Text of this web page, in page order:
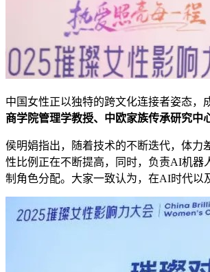
中国女性正以独特的跨文化连接者姿态，
商学院管理学教授、中欧家族传承研究中
侯明娟指出，随着技术的不断迭代，体力
性比例正在不断提高，同时，负责AI机器
制角色分配。大家一致认为，在AI时代以